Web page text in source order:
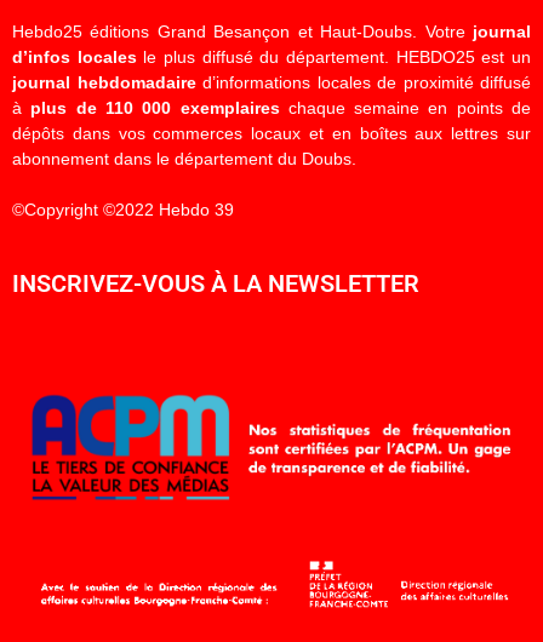
Hebdo25 éditions Grand Besançon et Haut-Doubs. Votre journal
d’infos localesle plus diffusé du département. HEBDO25 est un
journal hebdomadaired’informations locales de proximité diffusé
à plus de 110 000 exemplaireschaque semaine en points de
dépôts dans vos commerces locaux et en boîtes aux lettres sur
abonnement dans le département du Doubs.
©Copyright ©2022 Hebdo 39
INSCRIVEZ-VOUS À LA NEWSLETTER